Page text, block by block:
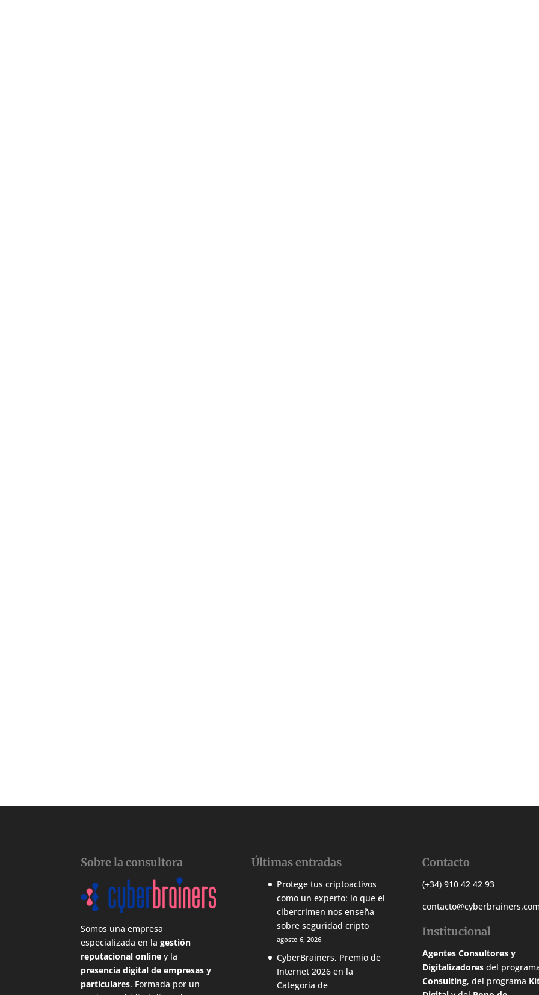
Sobre la consultora
Somos una empresa
especializada en lagestión
reputacional online y la
presencia digital de empresas y
particulares. Formada por un
Últimas entradas
Protege tus criptoactivos
como un experto: lo que el
cibercrimen nos enseña
sobre seguridad cripto
agosto 6, 2026
CyberBrainers, Premio de
Internet 2026 en la
Categoría de
Contacto
(+34) 910 42 42 93
contacto@cyberbrainers.com
Institucional
Agentes Consultores y
Digitalizadoresdel
Consulting, del programa